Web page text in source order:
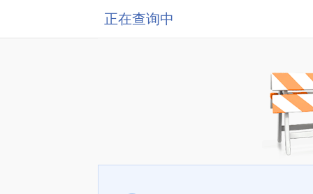
正在查询中